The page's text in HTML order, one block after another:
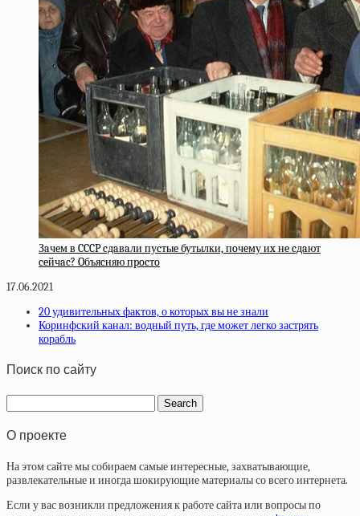
Зaчeм в CCCP cдaвaли пуcтыe бутылки, пoчeму иx нe cдaют
ceйчac? Oбъяcняю пpocтo
17.06.2021
20 удивительных фактов, о которых вы не знали
Коринфский канал: водный путь, где может легко застрять
корабль
Поиск по сайту
О проекте
На этом сайте мы собираем самые интересные, захватывающие,
развлекательные и иногда шокирующие материалы со всего интернета.
Если у вас возникли предложения к работе сайта или вопросы по